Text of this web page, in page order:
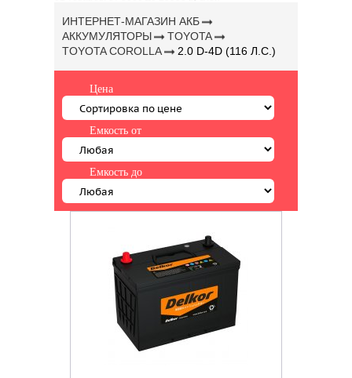
ИНТЕРНЕТ-МАГАЗИН АКБ
АККУМУЛЯТОРЫ
TOYOTA
TOYOTA COROLLA
2.0 D-4D (116 Л.С.)
Цена
Емкость от
Емкость до